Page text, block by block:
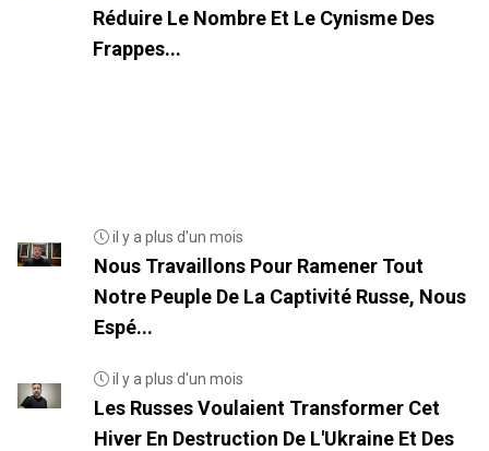
Réduire Le Nombre Et Le Cynisme Des
Frappes...
il y a plus d'un mois
Nous Travaillons Pour Ramener Tout
Notre Peuple De La Captivité Russe, Nous
Espé...
il y a plus d'un mois
Les Russes Voulaient Transformer Cet
Hiver En Destruction De L'Ukraine Et Des